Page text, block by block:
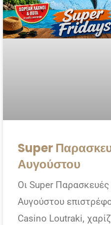
Super
Αυγούστου
Οι Super Παρασκευές
Αυγούστου
Casino Loutraki,